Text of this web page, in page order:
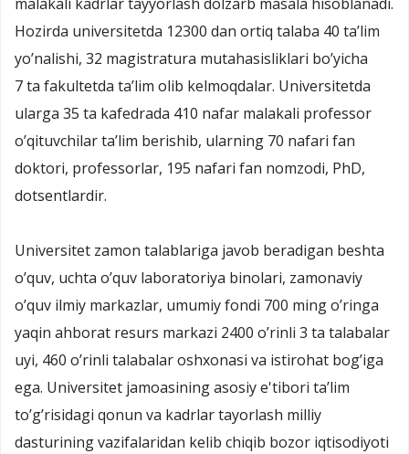
Hozirda universitetda 12300 dan ortiq talaba 40 ta’lim
yo’nalishi, 32 magistratura mutahasisliklari bo’yicha
7 ta fakultetda ta’lim olib kelmoqdalar. Universitetda
ularga 35 ta kafedrada 410 nafar malakali professor
o’qituvchilar ta’lim berishib, ularning 70 nafari fan
doktori, professorlar, 195 nafari fan nomzodi, PhD,
dotsentlardir.
Universitet zamon talablariga javob beradigan beshta
o’quv, uchta o’quv laboratoriya binolari, zamonaviy
o’quv ilmiy markazlar, umumiy fondi 700 ming o’ringa
yaqin ahborat resurs markazi 2400 o’rinli 3 ta talabalar
uyi, 460 o’rinli talabalar oshxonasi va istirohat bog’iga
ega. Universitet jamoasining asosiy e'tibori ta’lim
to’g’risidagi qonun va kadrlar tayorlash milliy
dasturining vazifalaridan kelib chiqib bozor iqtisodiyoti